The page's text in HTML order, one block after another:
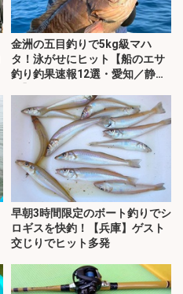
金洲の五目釣りで5kg級マハ
タ！泳がせにヒット【船のエサ
釣り釣果速報12選・愛知／静
早朝3時間限定のボート釣りでシ
ロギスを快釣！【兵庫】ゲスト
交じりでヒット多発